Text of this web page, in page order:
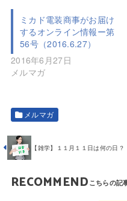
ミカド電装商事がお届け
するオンライン情報ー第
56号（2016.6.27）
2016年6月27日
メルマガ
メルマガ
【雑学】１１月１１日は何の日？
RECOMMEND